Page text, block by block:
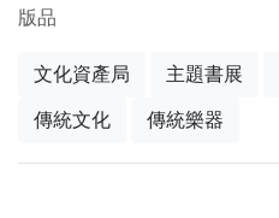
版品
文化資產局 主題書展
傳統文化 傳統樂器